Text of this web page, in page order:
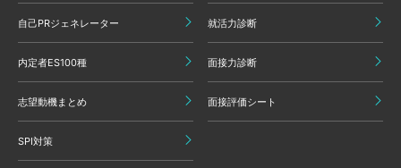
自己PRジェネレーター 就活力診断
内定者ES100種 面接力診断
志望動機まとめ 面接評価シート
SPI対策